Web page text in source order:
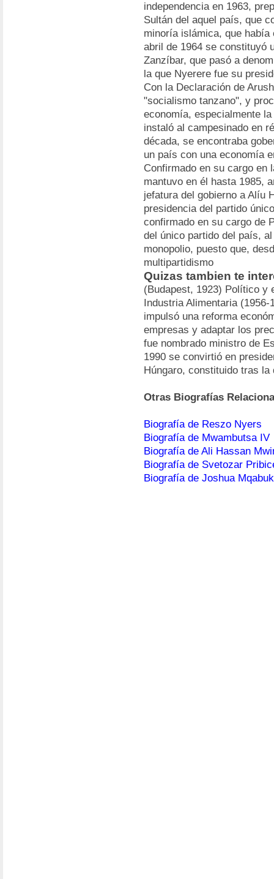
independencia en 1963,
Sultán del aquel país, que
minoría islámica, que había
abril de 1964 se constituyó
Zanzíbar, que pasó a
la que Nyerere fue su
Con la Declaración de
"socialismo tanzano", y
economía, especialmente
instaló al campesinado en
década, se encontraba
un país con una economía
Confirmado en su cargo en
mantuvo en él hasta 1985,
jefatura del gobierno a Alíu
presidencia del partido
confirmado en su cargo de
del único partido del país,
monopolio, puesto que,
multipartidismo
Quizas tambien te
(Budapest, 1923) Político y
Industria Alimentaria
impulsó una reforma
empresas y adaptar los
fue nombrado ministro de
1990 se convirtió en
Húngaro, constituido tras la
Otras Biografías
Biografía de Reszo Nyers
Biografía de Mwambutsa IV
Biografía de Ali Hassan
Biografía de Svetozar
Biografía de Joshua